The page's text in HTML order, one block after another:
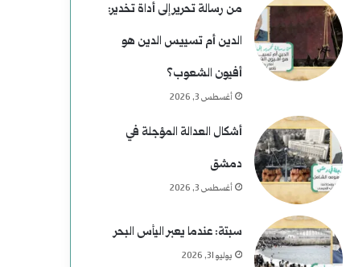
من رسالة تحرير إلى أداة تخدير:
الدين أم تسييس الدين هو
أفيون الشعوب؟
أغسطس 3, 2026
أشكال العدالة المؤجلة في
دمشق
أغسطس 3, 2026
سبتة: عندما يعبر اليأس البحر
يوليو 31, 2026